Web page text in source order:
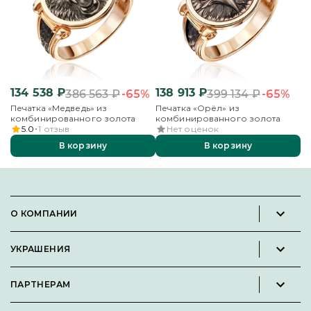
134 538 ₽386 563₽-65%
Печатка «Медведь» из
комбинированного золота
5.0 1 отзыв
В корзину
138 913 ₽399 134₽-65%
Печатка «Орёл» из
комбинированного золота
Нет оценок
В корзину
О КОМПАНИИ
Вакансии
УКРАШЕНИЯ
Кольца
ПАРТНЕРАМ